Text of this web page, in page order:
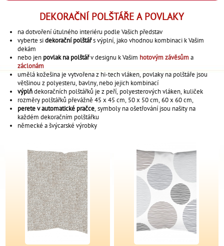
DEKORAČNÍ POLŠTÁŘE A POVLAKY
na dotvoření útulného interiéru podle Vašich představ
vyberte sidekorační polštářs výplní, jako vhodnou kombinaci k Vašim
dekám
nebo jen povlak na polštářv designu k Vašim hotovým závěsůma
záclonám
umělá kožešina je vytvořena z hi-tech vláken, povlaky na polštáře jsou
většinou z polyesteru, bavlny, nebo jejich kombinací
výplňdekoračních polštářků je z peří, polyesterových vláken, kuliček
rozměry polštářků převážně 45 x 45 cm, 50 x 50 cm, 60 x 60 cm,
perete v automatické pračce, symboly na ošetřování jsou našity na
každém dekoračním polštářku
německé a švýcarské výrobky